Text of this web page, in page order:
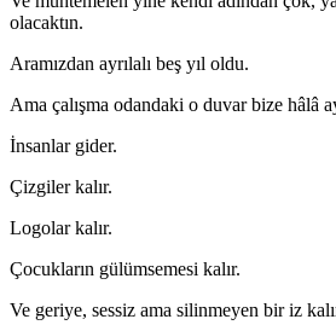
olacaktın.
Aramızdan ayrılalı beş yıl oldu.
Ama çalışma odandaki o duvar bize hâlâ
İnsanlar gider.
Çizgiler kalır.
Logolar kalır.
Çocukların gülümsemesi kalır.
Ve geriye, sessiz ama silinmeyen bir iz